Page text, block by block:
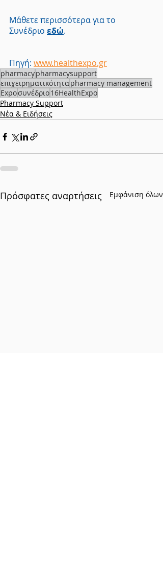
Μάθετε περισσότερα για το
Συνέδριο εδώ.
Πηγή: www.healthexpo.gr
pharmacypharmacysupport
επιχειρηματικότηταpharmacy management
Expoσυνέδριο16HealthExpo
Pharmacy Support
Νέα & Ειδήσεις
Πρόσφατες αναρτήσεις Εμφάνιση όλων